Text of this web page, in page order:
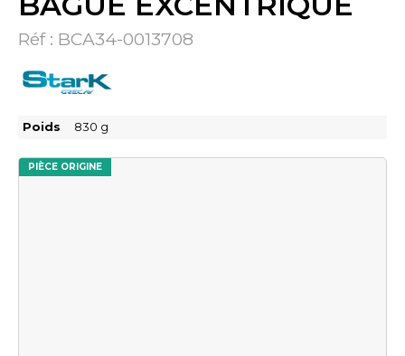
PIÈCE ORIGINE
Réf : BCA34-0013708
Poids 830 g